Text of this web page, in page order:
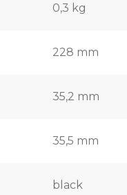
0,3 kg
228 mm
35,2 mm
35,5 mm
black